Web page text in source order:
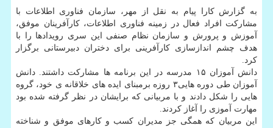
به گزارش كارا پیام به نقل از مهر، سازمان فناوری اطلاعات با
مشاركت افراد فعال در زمینه فناوری اطلاعات، كارآفرینان موفق،
آموزش و پرورش و سازمان نظام صنفی این سری رویدادها را با
هدف چشم اندازسازی كارآفرینی برای دختران دبیرستانی برگزار
كرد.
دانش آموزان ۱۵ مدرسه در این برنامه ها مشاركت داشتند. دانش
آموزان طی دوره هایی۳ روزه برمبنای ایده های خلاقانه ی خود، گروه
هایی را شكل دادند و با مربیانی كه برایشان در نظر گرفته شده بود
مهارت آموزی را آغاز كردند.
این مربیان كه همگی جز مدیران كسب و كارهای موفق و شناخته